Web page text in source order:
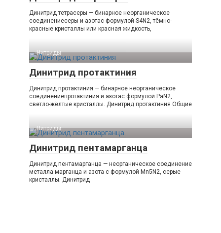
Динитрид тетрасеры — бинарное неорганическое
соединениесеры и азотас формулой S4N2, тёмно-
красные кристаллы или красная жидкость,
Нитриды‎
Динитрид протактиния
Динитрид протактиния — бинарное неорганическое
соединениепротактиния и азотас формулой PaN2,
светло-жёлтые кристаллы. Динитрид протактиния Общие
Нитриды‎
Динитрид пентамарганца
Динитрид пентамарганца — неорганическое соединение
металла марганца и азота с формулой Mn5N2, серые
кристаллы. Динитрид